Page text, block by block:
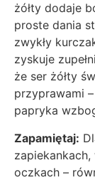
żółty dodaje
proste dania
zwykły
zyskuje
że ser żółty
przyprawami
papryka
Zapamiętaj:
oczkach –